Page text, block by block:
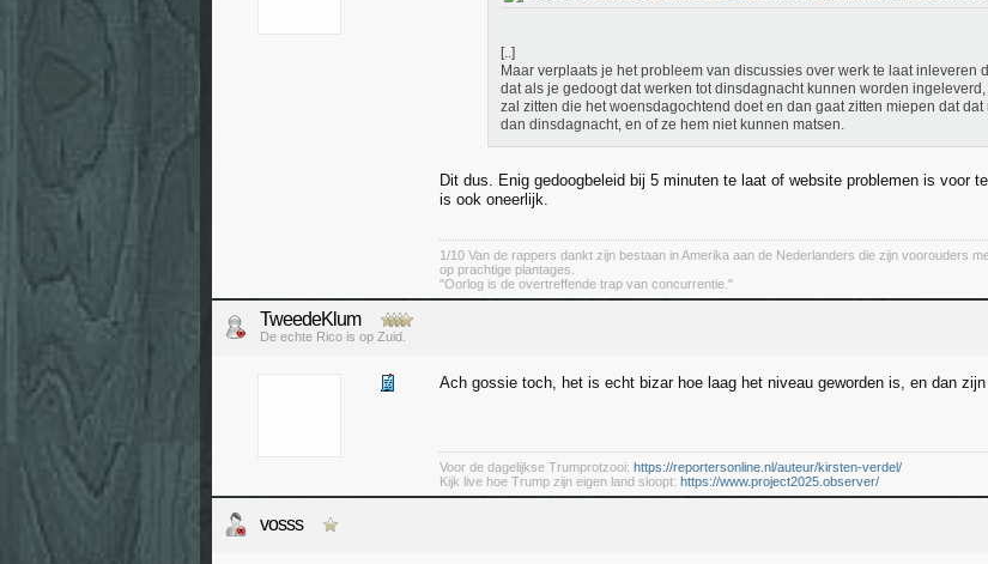
[..]
Maar verplaats je het probleem van discussies over werk te laat inleveren
dat als je gedoogt dat werken tot dinsdagnacht kunnen worden
zal zitten die het woensdagochtend doet en dan gaat zitten miepen dat
dan dinsdagnacht, en of ze hem niet kunnen matsen.
Dit dus. Enig gedoogbeleid bij 5 minuten te laat of website problemen is voor
is ook oneerlijk.
1/10 Van de rappers dankt zijn bestaan in Amerika aan de Nederlanders die zijn voorouders
op prachtige plantages.
"Oorlog is de overtreffende trap van concurrentie."
TweedeKlum
De echte Rico is op Zuid.
Ach gossie toch, het is echt bizar hoe laag het niveau geworden is, en dan
Voor de dagelijkse Trumprotzooi: https://reportersonline.nl/auteur/kirsten-verdel/
Kijk live hoe Trump zijn eigen land sloopt: https://www.project2025.observer/
vosss